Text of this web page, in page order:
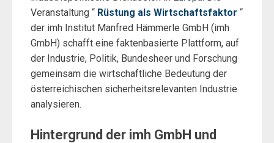
Veranstaltung “ Rüstung als Wirtschaftsfaktor “
der imh Institut Manfred Hämmerle GmbH (imh
GmbH) schafft eine faktenbasierte Plattform, auf
der Industrie, Politik, Bundesheer und Forschung
gemeinsam die wirtschaftliche Bedeutung der
österreichischen sicherheitsrelevanten Industrie
analysieren.
Hintergrund der imh GmbH und